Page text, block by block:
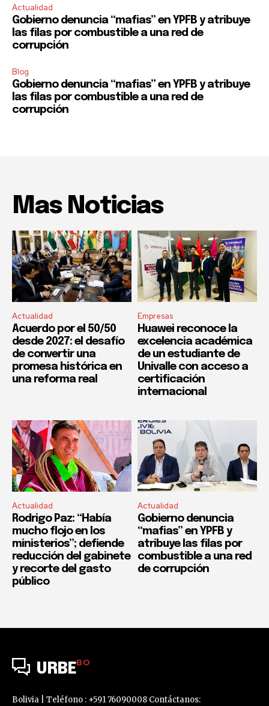
Actualidad
Gobierno denuncia “mafias” en YPFB y atribuye
las filas por combustible a una red de
corrupción
Blog
Gobierno denuncia “mafias” en YPFB y atribuye
las filas por combustible a una red de
corrupción
Mas Noticias
Actualidad
Acuerdo por el 50/50
desde 2027: el desafío
de convertir una
promesa histórica en
una reforma real
Empresas
Huawei reconoce la
excelencia académica
de un estudiante de
Univalle con acceso a
certificación
internacional
Actualidad
Rodrigo Paz: “Había
mucho flojo en los
ministerios”; defiende
reducción del gabinete
y recorte del gasto
público
Actualidad
Gobierno denuncia
“mafias” en YPFB y
atribuye las filas por
combustible a una red
de corrupción
URBEBO
Bolivia | Teléfono : +591 76090008 Contáctanos: